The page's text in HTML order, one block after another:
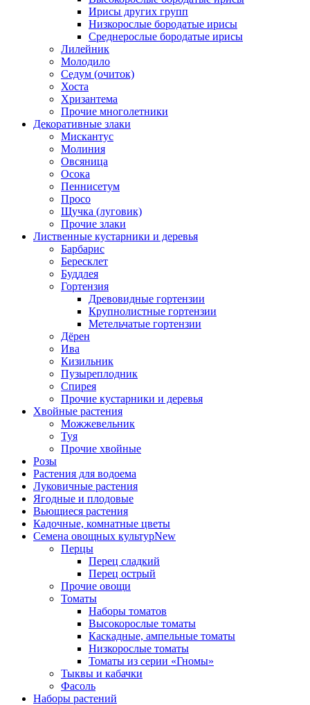
Ирисы других групп
Низкорослые бородатые ирисы
Среднерослые бородатые ирисы
Лилейник
Молодило
Седум (очиток)
Хоста
Хризантема
Прочие многолетники
Декоративные злаки
Мискантус
Молиния
Овсяница
Осока
Пеннисетум
Просо
Щучка (луговик)
Прочие злаки
Лиственные кустарники и деревья
Барбарис
Бересклет
Буддлея
Гортензия
Древовидные гортензии
Крупнолистные гортензии
Метельчатые гортензии
Дёрен
Ива
Кизильник
Пузыреплодник
Спирея
Прочие кустарники и деревья
Хвойные растения
Можжевельник
Туя
Прочие хвойные
Розы
Растения для водоема
Луковичные растения
Ягодные и плодовые
Вьющиеся растения
Кадочные, комнатные цветы
Семена овощных культурNew
Перцы
Перец сладкий
Перец острый
Прочие овощи
Томаты
Наборы томатов
Высокорослые томаты
Каскадные, ампельные томаты
Низкорослые томаты
Томаты из серии «Гномы»
Тыквы и кабачки
Фасоль
Наборы растений